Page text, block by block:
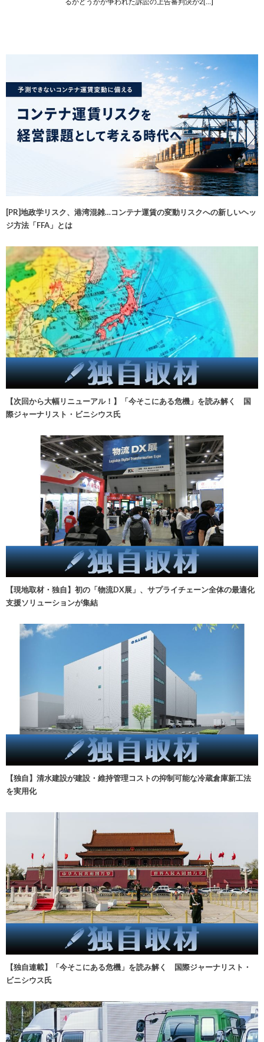
[PR]地政学リスク、港湾混雑…コンテナ運賃の変動リスクへの新しいヘッ
ジ方法「FFA」とは
【次回から大幅リニューアル！】「今そこにある危機」を読み解く 国
際ジャーナリスト・ビニシウス氏
【現地取材・独自】初の「物流DX展」、サプライチェーン全体の最適化
支援ソリューションが集結
【独自】清水建設が建設・維持管理コストの抑制可能な冷蔵倉庫新工法
を実用化
【独自連載】「今そこにある危機」を読み解く 国際ジャーナリスト・
ビニシウス氏